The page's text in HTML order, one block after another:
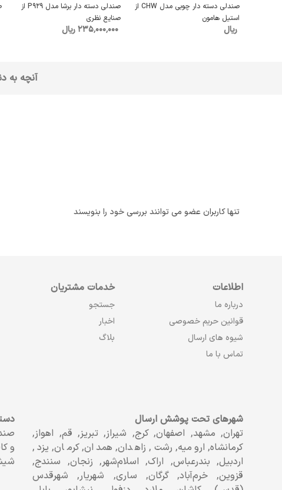
صندلی دسته دار چوبی مدل CHW از
استیل هامون
ریال
صندلی دسته دار برشا مدل P929 از
صنایع نظری
235٬000٬000 ریال
آنچه به
تنها کاربران عضو می توانند بررسی خود را بنویسند
اطلاعات
درباره ما
قوانین حریم خصوصی
شیوه های ارسال
تماس با ما
خدمات مشتریان
جستجو
اخبار
بلاگ
شهرهای تحت پوشش ارسال
تهران, مشهد, اصفهان, کرج, شیراز, تبریز, قم, اهواز,
کرمانشاه, ارومیه, رشت, زاهدان, همدان, کرمان, یزد,
اردبیل, بندرعباس, اراک, اسلام‌شهر, زنجان, سنندج,
قزوین, خرم‌آباد, گرگان, ساری, شهریار, شهرقدس
و